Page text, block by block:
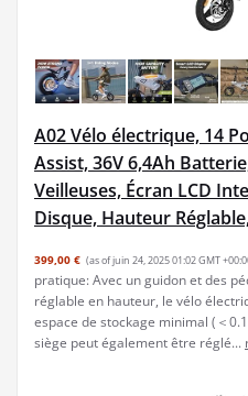
A02 Vélo électrique, 14
Assist, 36V 6,4Ah
Veilleuses, Écran LCD
Disque, Hauteur
399,00 € (as of juin 24, 2025 01:02 GMT
pratique: Avec un guidon et des
réglable en hauteur, le vélo
espace de stockage minimal (＜
siège peut également être réglé...